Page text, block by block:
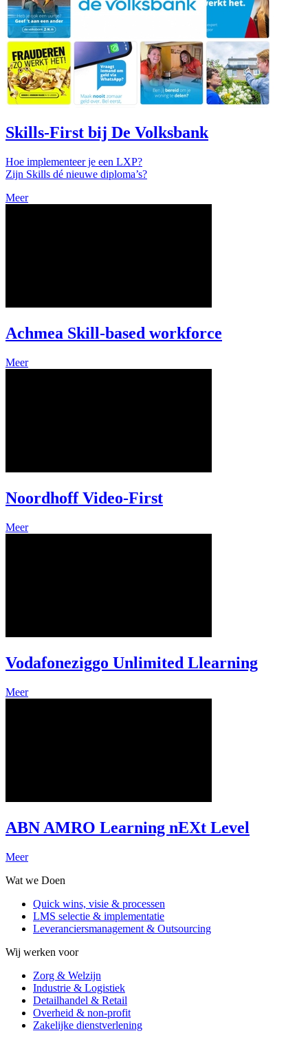
Skills-First bij De Volksbank
Hoe implementeer je een LXP?
Zijn Skills dé nieuwe diploma’s?
Meer
Achmea Skill-based workforce
Meer
Noordhoff Video-First
Meer
Vodafoneziggo Unlimited Llearning
Meer
ABN AMRO Learning nEXt Level
Meer
Wat we Doen
Quick wins, visie & processen
LMS selectie & implementatie
Leveranciersmanagement & Outsourcing
Wij werken voor
Zorg & Welzijn
Industrie & Logistiek
Detailhandel & Retail
Overheid & non-profit
Zakelijke dienstverlening